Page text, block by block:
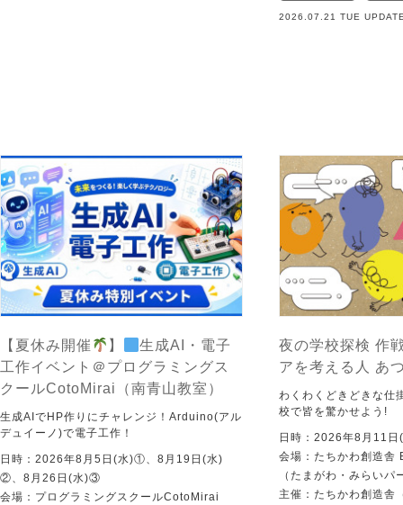
2026.07.21 TUE
【夏休み開催 】
生成AI・電子
工作イベント＠プログラミングス
クールCotoMirai（南青山教室）
生成AIでHP作りにチャレンジ！Arduino(アル
デュイーノ)で電子工作！
日時：2026年8月5日(水)①、8月19日(水)
②、8月26日(水)③
会場：プログラミングスクールCotoMirai
夜の学校探検 作
アを考える人 あ
わくわくどきどきな仕
校で皆を驚かせよう!
日時：2026年8月11日
会場：たちかわ創造舎
（たまがわ・みらいパ
主催：たちかわ創造舎